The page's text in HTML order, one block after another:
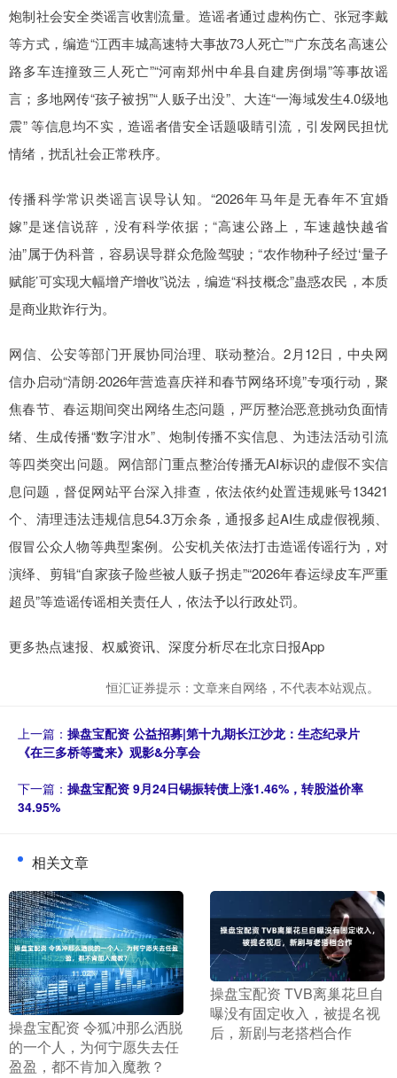
炮制社会安全类谣言收割流量。造谣者通过虚构伤亡、张冠李戴
等方式，编造“江西丰城高速特大事故73人死亡”“广东茂名高速公
路多车连撞致三人死亡”“河南郑州中牟县自建房倒塌”等事故谣
言；多地网传“孩子被拐”“人贩子出没”、大连“一海域发生4.0级地
震” 等信息均不实，造谣者借安全话题吸睛引流，引发网民担忧
情绪，扰乱社会正常秩序。
传播科学常识类谣言误导认知。“2026年马年是无春年不宜婚
嫁”是迷信说辞，没有科学依据；“高速公路上，车速越快越省
油”属于伪科普，容易误导群众危险驾驶；“农作物种子经过‘量子
赋能’可实现大幅增产增收”说法，编造“科技概念”蛊惑农民，本质
是商业欺诈行为。
网信、公安等部门开展协同治理、联动整治。2月12日，中央网
信办启动“清朗·2026年营造喜庆祥和春节网络环境”专项行动，聚
焦春节、春运期间突出网络生态问题，严厉整治恶意挑动负面情
绪、生成传播“数字泔水”、炮制传播不实信息、为违法活动引流
等四类突出问题。网信部门重点整治传播无AI标识的虚假不实信
息问题，督促网站平台深入排查，依法依约处置违规账号13421
个、清理违法违规信息54.3万余条，通报多起AI生成虚假视频、
假冒公众人物等典型案例。公安机关依法打击造谣传谣行为，对
演绎、剪辑“自家孩子险些被人贩子拐走”“2026年春运绿皮车严重
超员”等造谣传谣相关责任人，依法予以行政处罚。
更多热点速报、权威资讯、深度分析尽在北京日报App
恒汇证券提示：文章来自网络，不代表本站观点。
上一篇： 操盘宝配资 公益招募|第十九期长江沙龙：生态纪录片
《在三多桥等鹭来》观影&分享会
下一篇： 操盘宝配资 9月24日锡振转债上涨1.46%，转股溢价率
34.95%
相关文章
​操盘宝配资 令狐冲那么洒脱
的一个人，为何宁愿失去任
盈盈，都不肯加入魔教？
​操盘宝配资 TVB离巢花旦自
曝没有固定收入，被提名视
后，新剧与老搭档合作